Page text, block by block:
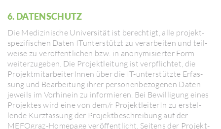
6. DATEN­SCHUTZ
Die Medi­zi­ni­sche Univer­sität ist berech­tigt, alle projekt­
spe­zi­fi­schen Daten ITun­terstützt zu verar­beiten und teil­
weise zu veröf­fent­li­chen bzw. in anony­mi­sierter Form
weiter­zu­geben. Die Projekt­lei­tung ist verpflichtet, die
Projekt­mit­ar­bei­te­rInnen über die IT-unterstützte Erfas­
sung und Bear­bei­tung ihrer perso­nen­be­zo­genen Daten
jeweils im Vorhinein zu infor­mieren. Bei Bewil­li­gung eines
Projektes wird eine von dem/​r Projekt­lei­terIn zu erstel­
lende Kurz­fas­sung der Projekt­be­schrei­bung auf der
MEFO­graz-Home­page veröf­fent­licht. Seitens der Projekt­